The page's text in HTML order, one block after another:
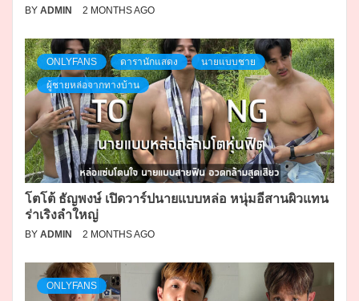
BY ADMIN 2 MONTHS AGO
ONLYFANS ดารานักแสดง นายแบบชาย
ผู้ชายหล่อจากทางบ้าน
โตโต้ ธัญพงษ์ เปิดวาร์ปนายแบบหล่อ หนุ่มอีสานผิวแทน
ร่าเริงลำใหญ่
BY ADMIN 2 MONTHS AGO
ONLYFANS